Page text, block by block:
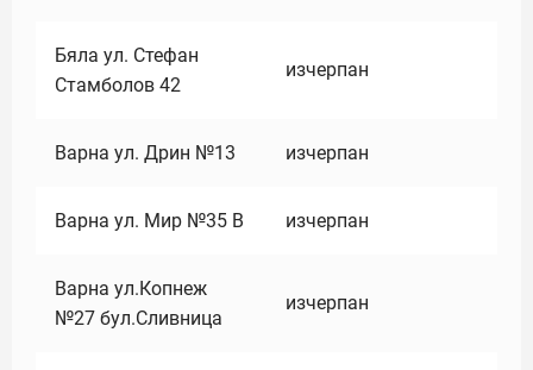
Бяла ул. Стефан
Стамболов 42
изчерпан
Варна ул. Дрин №13 изчерпан
Варна ул. Мир №35 В изчерпан
Варна ул.Копнеж
№27 бул.Сливница
изчерпан